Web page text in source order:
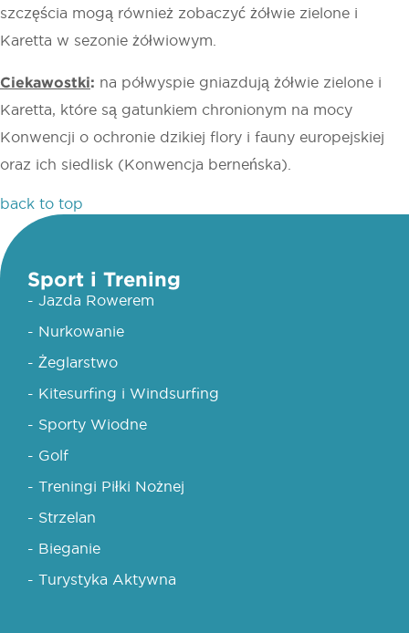
szczęścia mogą również zobaczyć żółwie zielone i
Karetta w sezonie żółwiowym.
Ciekawostki: na półwyspie gniazdują żółwie zielone i
Karetta, które są gatunkiem chronionym na mocy
Konwencji o ochronie dzikiej flory i fauny europejskiej
oraz ich siedlisk (Konwencja berneńska).
back to top
Sport i Trening
- Jazda Rowerem
- Nurkowanie
- Żeglarstwo
- Kitesurfing i Windsurfing
- Sporty Wiodne
- Golf
- Treningi Piłki Nożnej
- Strzelan
- Bieganie
- Turystyka Aktywna